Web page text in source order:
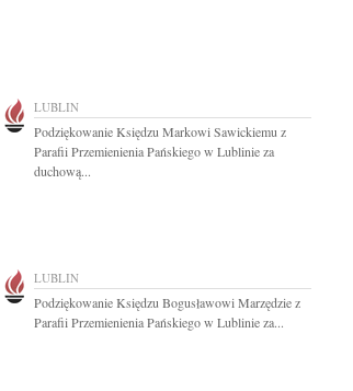
LUBLIN
Podziękowanie Księdzu Markowi Sawickiemu z
Parafii Przemienienia Pańskiego w Lublinie za
duchową...
LUBLIN
Podziękowanie Księdzu Bogusławowi Marzędzie z
Parafii Przemienienia Pańskiego w Lublinie za...